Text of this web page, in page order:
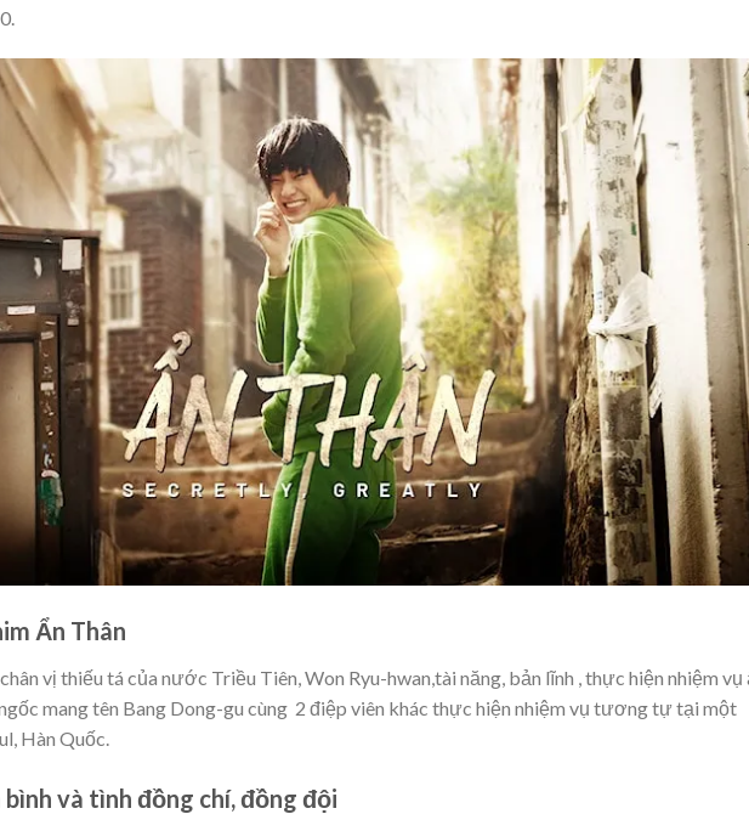
Ẩn Thân
vị thiếu tá của nước Triều Tiên, Won Ryu-hwan,tài năng, bản lĩnh , thực hiện nhiệm vụ
mang tên Bang Dong-gu cùng 2 điệp viên khác thực hiện nhiệm vụ tương tự tại một
Hàn Quốc.
và tình đồng chí, đồng đội